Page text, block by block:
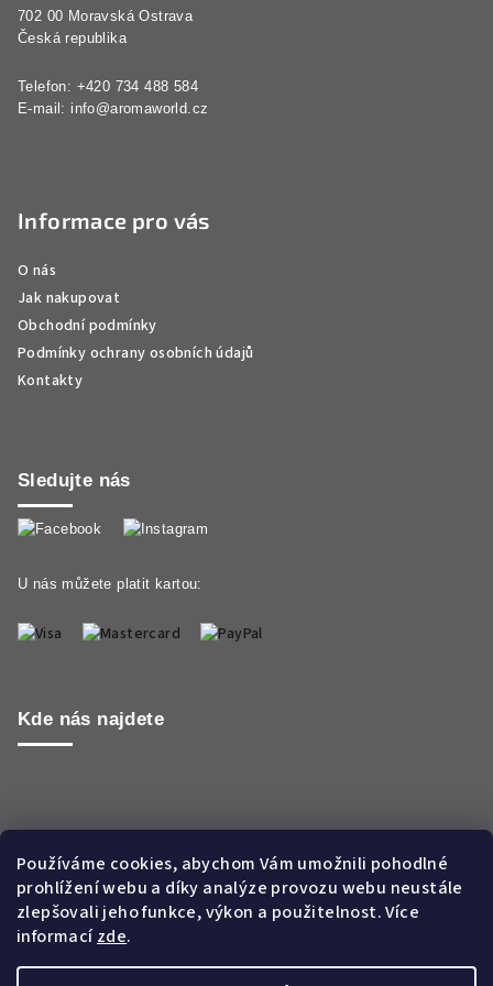
Používáme cookies, abychom Vám umožnili pohodlné
prohlížení webu a díky analýze provozu webu neustále
zlepšovali jeho funkce, výkon a použitelnost. Více
informacízde.
702 00 Moravská Ostrava
Česká republika
Telefon: +420 734 488 584
E-mail: info@aromaworld.cz
Informace pro vás
O nás
Jak nakupovat
Obchodní podmínky
Podmínky ochrany osobních údajů
Kontakty
Sledujte nás
U nás můžete platit kartou:
Kde nás najdete